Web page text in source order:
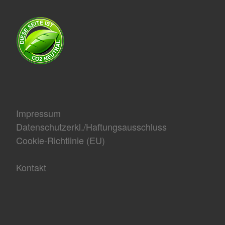
Impressum
Datenschutzerkl./Haftungsausschluss
Cookie-Richtlinie (EU)
Kontakt